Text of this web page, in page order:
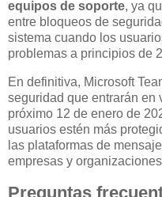
equipos de soporte, ya
entre bloqueos de
sistema cuando los
problemas a principios de
En definitiva, Microsoft
seguridad que entrarán en
próximo 12 de enero de
usuarios estén más
las plataformas de
empresas y
Preguntas